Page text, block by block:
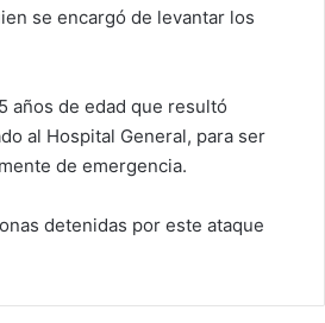
se encargó de levantar los
años de edad que resultó
al Hospital General, para ser
de emergencia.
detenidas por este ataque